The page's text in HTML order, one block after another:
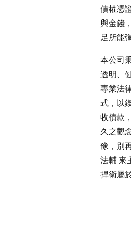
債權憑
與金錢
足所能
本公司
透明、
專業法
式，以
收債款
久之觀
豫，別
法輔 來
捍衛屬